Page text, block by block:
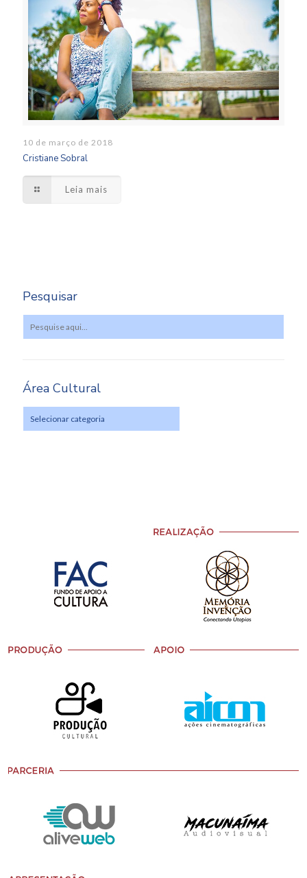
10 de março de 2018
Cristiane Sobral
Leia mais
Pesquisar
Área Cultural